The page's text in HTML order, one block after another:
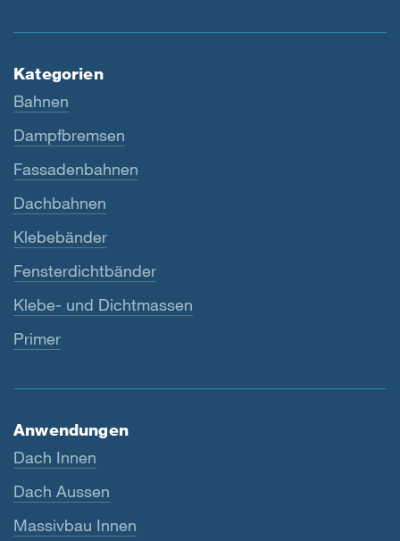
Kategorien
Bahnen
Dampfbremsen
Fassadenbahnen
Dachbahnen
Klebebänder
Fensterdichtbänder
Klebe- und Dichtmassen
Primer
Anwendungen
Dach Innen
Dach Aussen
Massivbau Innen